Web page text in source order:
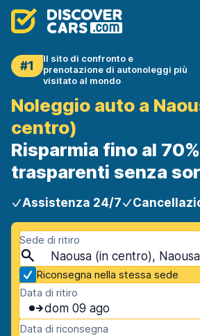
#1
Il sito di confronto e
prenotazione di autonoleggi più
visitato al mondo
Noleggio auto a
centro)
Risparmia fino al
trasparenti senza
Assistenza 24/7
Sede di ritiro
Naousa (in centro),
Riconsegna nella stessa sede
Data di ritiro
dom 09 ago
Data di riconsegna